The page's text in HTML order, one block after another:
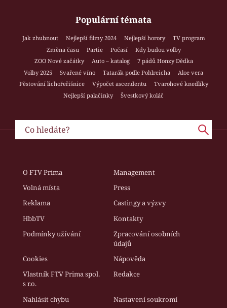
Populární témata
Jak zhubnout Nejlepší filmy 2024 Nejlepší horory
TV program
Změna času
Partie Počasí
Kdy budou volby
ZOO Nové začátky
Auto – katalog
7 pádů Honzy Dědka
Volby 2025
Svařené víno Tatarák podle Pohlreicha
Aloe vera
Pěstování lichořeřišnice
Výpočet ascendentu
Tvarohové knedlíky
Nejlepší palačinky
Švestkový koláč
O FTV Prima
Management
Volná místa
Press
Reklama
Castingy a výzvy
HbbTV
Kontakty
Podmínky užívání
Zpracování osobních
údajů
Cookies
Nápověda
Vlastník FTV Prima spol.
s r.o.
Redakce
Nahlásit chybu Nastavení soukromí